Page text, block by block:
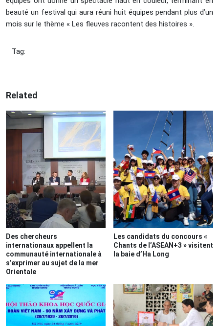
beauté un festival qui aura réuni huit équipes pendant plus d’un
mois sur le thème « Les fleuves racontent des histoires ».
Tag:
Related
Des chercheurs
internationaux appellent la
communauté internationale à
s’exprimer au sujet de la mer
Orientale
Les candidats du concours «
Chants de l’ASEAN+3 » visitent
la baie d’Ha Long